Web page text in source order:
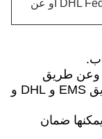
سريع: DHL Fedex EMS UPS أو عن
وعن طريق
الشحن السريع. ويمكننا الشحن عن طريق EMS و DHL و
ضمان